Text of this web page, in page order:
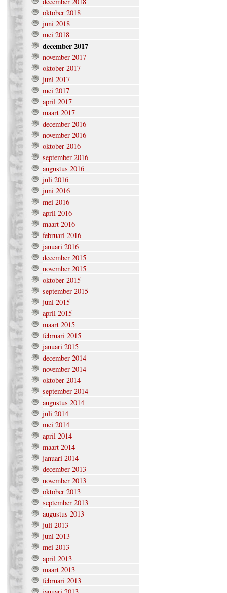
oktober 2018
juni 2018
mei 2018
december 2017
november 2017
oktober 2017
juni 2017
mei 2017
april 2017
maart 2017
december 2016
november 2016
oktober 2016
september 2016
augustus 2016
juli 2016
juni 2016
mei 2016
april 2016
maart 2016
februari 2016
januari 2016
december 2015
november 2015
oktober 2015
september 2015
juni 2015
april 2015
maart 2015
februari 2015
januari 2015
december 2014
november 2014
oktober 2014
september 2014
augustus 2014
juli 2014
mei 2014
april 2014
maart 2014
januari 2014
december 2013
november 2013
oktober 2013
september 2013
augustus 2013
juli 2013
juni 2013
mei 2013
april 2013
maart 2013
februari 2013